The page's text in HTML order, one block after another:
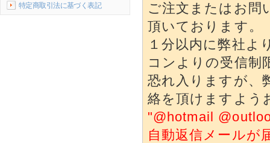
特定商取引法に基づく表記
ご注文またはお問
頂いております。
１分以内に弊社よ
コンよりの受信制
恐れ入りますが、
絡を頂けますよう
"@hotmail
自動返信メールが